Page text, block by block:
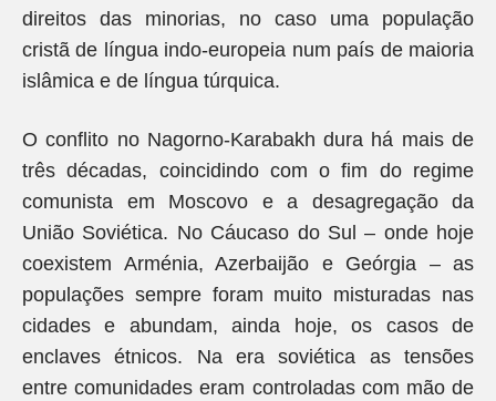
direitos das minorias, no caso uma população
cristã de língua indo-europeia num país de maioria
islâmica e de língua túrquica.
O conflito no Nagorno-Karabakh dura há mais de
três décadas, coincidindo com o fim do regime
comunista em Moscovo e a desagregação da
União Soviética. No Cáucaso do Sul – onde hoje
coexistem Arménia, Azerbaijão e Geórgia – as
populações sempre foram muito misturadas nas
cidades e abundam, ainda hoje, os casos de
enclaves étnicos. Na era soviética as tensões
entre comunidades eram controladas com mão de